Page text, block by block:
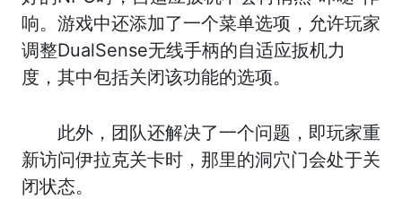
响。游戏中还添加了一个菜单选项，允许玩家
调整DualSense无线手柄的自适应扳机力
度，其中包括关闭该功能的选项。
此外，团队还解决了一个问题，即玩家重
新访问伊拉克关卡时，那里的洞穴门会处于关
闭状态。